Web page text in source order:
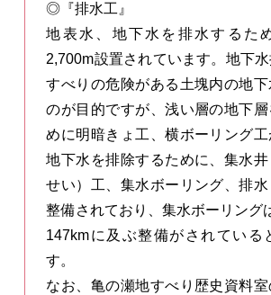
◎『排水工』
地表水、地下水を排水するた
2,700m設置されています。地下
すべりの危険がある土塊内の地
のが目的ですが、浅い層の地下
めに明暗きょ工、横ボーリング
地下水を排除するために、集水
せい）工、集水ボーリング、排
整備されており、集水ボーリング
147kmに及ぶ整備がされている
す。
なお、亀の瀬地すべり歴史資料室